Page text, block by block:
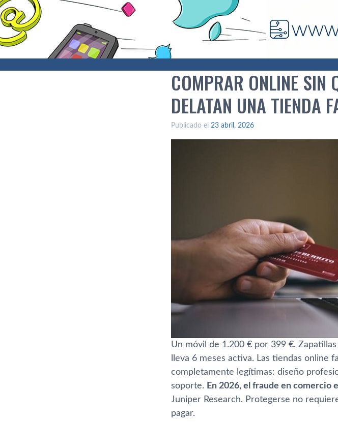
COMPRAR ONLINE SIN
DELATAN UNA TIENDA
Publicado el 23 abril, 2026
Un móvil de 1.200 € por 399 €.
lleva 6 meses activa. Las tiendas online
completamente legítimas: diseño
soporte. En 2026, el fraude en comercio
Juniper Research. Protegerse no
pagar.